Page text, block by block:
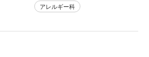
アレルギー科